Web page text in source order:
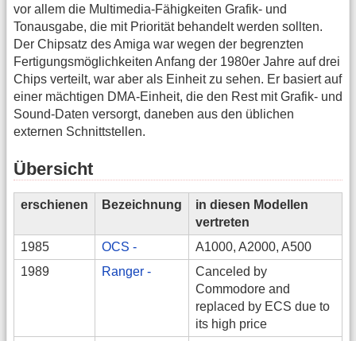
vor allem die Multimedia-Fähigkeiten Grafik- und
Tonausgabe, die mit Priorität behandelt werden sollten.
Der Chipsatz des Amiga war wegen der begrenzten
Fertigungsmöglichkeiten Anfang der 1980er Jahre auf drei
Chips verteilt, war aber als Einheit zu sehen. Er basiert auf
einer mächtigen DMA-Einheit, die den Rest mit Grafik- und
Sound-Daten versorgt, daneben aus den üblichen
externen Schnittstellen.
Übersicht
erschienen Bezeichnung
in diesen Modellen
vertreten
1985
OCS -
A1000, A2000, A500
1989
Ranger -
Canceled by
Commodore and
replaced by ECS due to
its high price